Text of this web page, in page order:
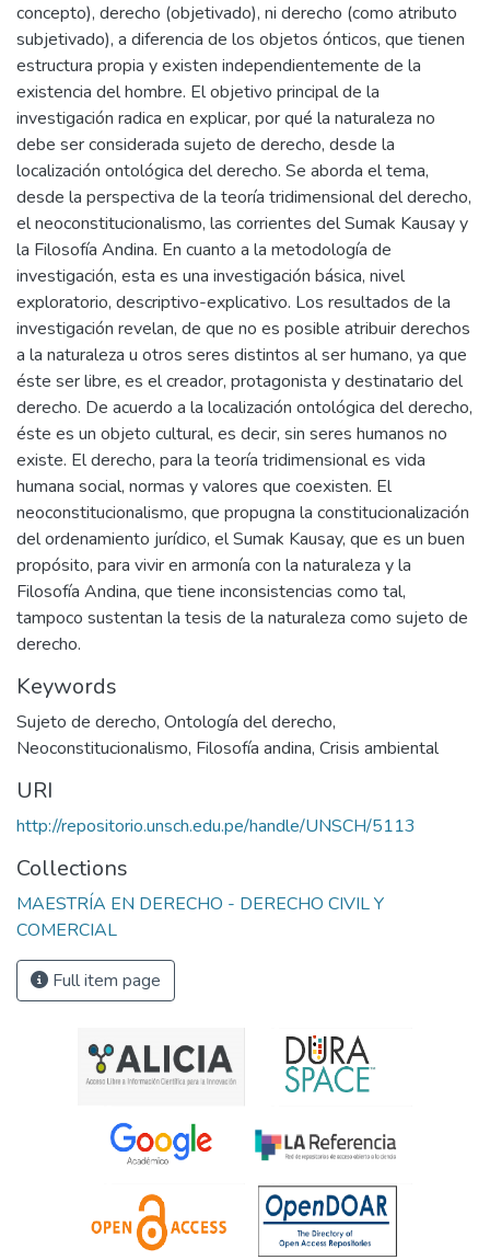
concepto), derecho (objetivado), ni derecho (como atributo
subjetivado), a diferencia de los objetos ónticos, que tienen
estructura propia y existen independientemente de la
existencia del hombre. El objetivo principal de la
investigación radica en explicar, por qué la naturaleza no
debe ser considerada sujeto de derecho, desde la
localización ontológica del derecho. Se aborda el tema,
desde la perspectiva de la teoría tridimensional del derecho,
el neoconstitucionalismo, las corrientes del Sumak Kausay y
la Filosofía Andina. En cuanto a la metodología de
investigación, esta es una investigación básica, nivel
exploratorio, descriptivo-explicativo. Los resultados de la
investigación revelan, de que no es posible atribuir derechos
a la naturaleza u otros seres distintos al ser humano, ya que
éste ser libre, es el creador, protagonista y destinatario del
derecho. De acuerdo a la localización ontológica del derecho,
éste es un objeto cultural, es decir, sin seres humanos no
existe. El derecho, para la teoría tridimensional es vida
humana social, normas y valores que coexisten. El
neoconstitucionalismo, que propugna la constitucionalización
del ordenamiento jurídico, el Sumak Kausay, que es un buen
propósito, para vivir en armonía con la naturaleza y la
Filosofía Andina, que tiene inconsistencias como tal,
tampoco sustentan la tesis de la naturaleza como sujeto de
derecho.
Keywords
Sujeto de derecho, Ontología del derecho,
Neoconstitucionalismo, Filosofía andina, Crisis ambiental
URI
http://repositorio.unsch.edu.pe/handle/UNSCH/5113
Collections
MAESTRÍA EN DERECHO - DERECHO CIVIL Y
COMERCIAL
Full item page